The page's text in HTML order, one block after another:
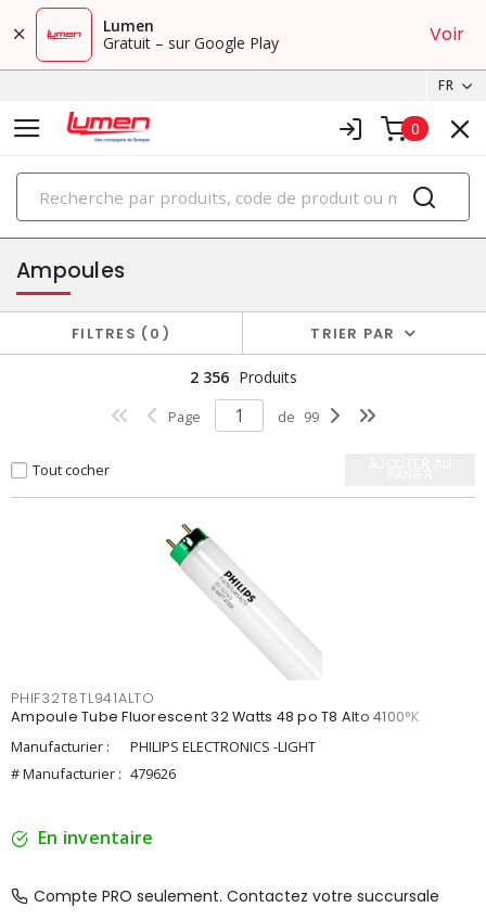
Lumen
Gratuit – sur Google Play
Voir
FR
0
PRODUITS
éclairage
Ampoules
FILTRES 0 TRIER PAR
2 356 Produits
Page de 99
Tout cocher
PHIF32T8TL941ALTO
Ampoule Tube Fluorescent 32 Watts 48 po T8 Alto 4100°K
Manufacturier :
PHILIPS ELECTRONICS -LIGHT
# Manufacturier : 479626
En inventaire
Compte PRO seulement. Contactez votre succursale